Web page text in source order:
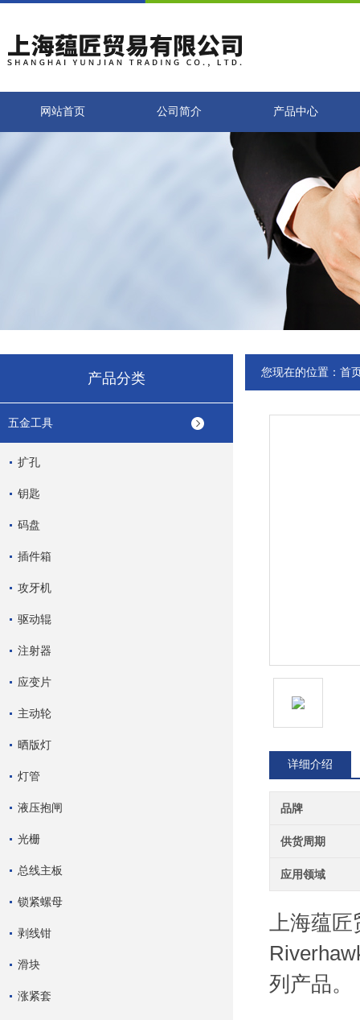
网站首页 公司简介 产品中心
产品分类
五金工具
扩孔
钥匙
码盘
插件箱
攻牙机
驱动辊
注射器
应变片
主动轮
晒版灯
灯管
液压抱闸
光栅
总线主板
锁紧螺母
剥线钳
滑块
涨紧套
您现在的位置： 首
详细介绍
品牌
供货周期
应用领域
上海蕴
列产品。